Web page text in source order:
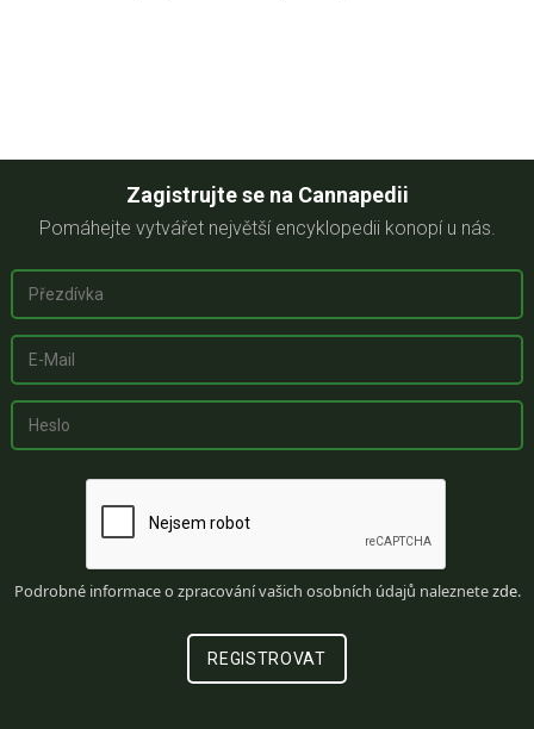
Zagistrujte se na Cannapedii
Pomáhejte vytvářet největší encyklopedii konopí u nás.
Podrobné informace o zpracování vašich osobních údajů naleznetezde.